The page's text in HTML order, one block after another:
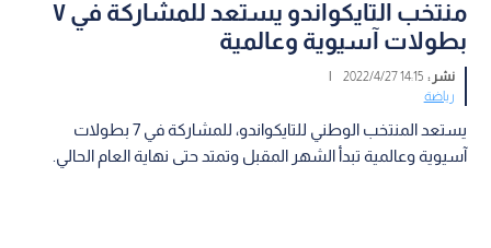
منتخب التايكواندو يستعد للمشاركة في ٧
بطولات آسيوية وعالمية
نشر :14:15 2022/4/27
|
رياضة
يستعد المنتخب الوطني للتايكواندو، للمشاركة في 7 بطولات
آسيوية وعالمية تبدأ الشهر المقبل وتمتد حتى نهاية العام الحالي.